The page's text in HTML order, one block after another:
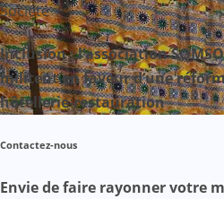
Société
Inclusion : l’association
militent en faveur d’une
hôtellerie-restauration
Contactez-nous
Envie de faire rayonner votre